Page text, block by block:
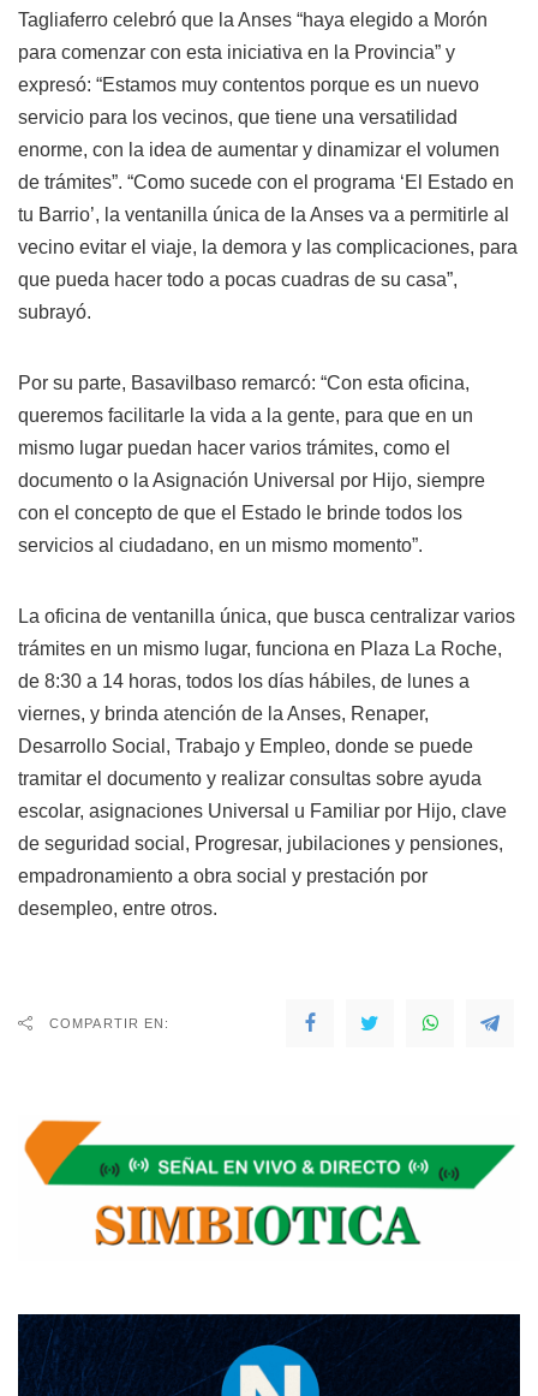
Tagliaferro celebró que la Anses “haya elegido a Morón
para comenzar con esta iniciativa en la Provincia” y
expresó: “Estamos muy contentos porque es un nuevo
servicio para los vecinos, que tiene una versatilidad
enorme, con la idea de aumentar y dinamizar el volumen
de trámites”. “Como sucede con el programa ‘El Estado en
tu Barrio’, la ventanilla única de la Anses va a permitirle al
vecino evitar el viaje, la demora y las complicaciones, para
que pueda hacer todo a pocas cuadras de su casa”,
subrayó.
Por su parte, Basavilbaso remarcó: “Con esta oficina,
queremos facilitarle la vida a la gente, para que en un
mismo lugar puedan hacer varios trámites, como el
documento o la Asignación Universal por Hijo, siempre
con el concepto de que el Estado le brinde todos los
servicios al ciudadano, en un mismo momento”.
La oficina de ventanilla única, que busca centralizar varios
trámites en un mismo lugar, funciona en Plaza La Roche,
de 8:30 a 14 horas, todos los días hábiles, de lunes a
viernes, y brinda atención de la Anses, Renaper,
Desarrollo Social, Trabajo y Empleo, donde se puede
tramitar el documento y realizar consultas sobre ayuda
escolar, asignaciones Universal u Familiar por Hijo, clave
de seguridad social, Progresar, jubilaciones y pensiones,
empadronamiento a obra social y prestación por
desempleo, entre otros.
COMPARTIR EN: